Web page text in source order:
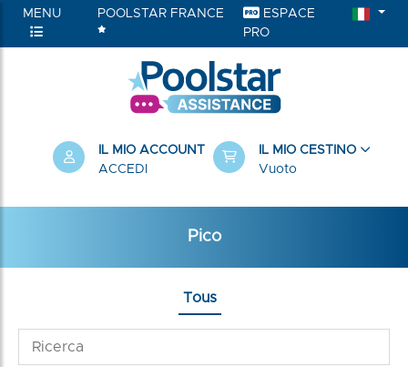
MENU POOLSTAR FRANCE
ESPACE
PRO
IL MIO ACCOUNT
ACCEDI
IL MIO CESTINO
Vuoto
Pico
Tous